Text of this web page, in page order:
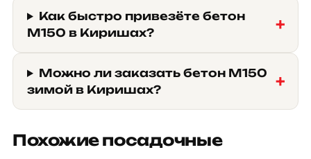
Как быстро привезёте бетон
М150 в Киришах?
Можно ли заказать бетон М150
зимой в Киришах?
Похожие посадочные